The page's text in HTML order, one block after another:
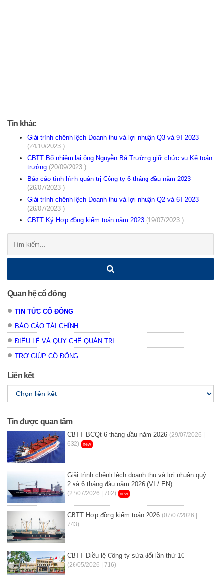
Tin khác
Giải trình chênh lệch Doanh thu và lợi nhuận Q3 và 9T-2023
(24/10/2023 )
CBTT Bổ nhiệm lại ông Nguyễn Bá Trường giữ chức vụ Kế toán
trưởng (20/09/2023 )
Báo cáo tình hình quản trị Công ty 6 tháng đầu năm 2023
(26/07/2023 )
Giải trình chênh lệch Doanh thu và lợi nhuận Q2 và 6T-2023
(26/07/2023 )
CBTT Ký Hợp đồng kiểm toán năm 2023 (19/07/2023 )
kiếm:
Quan hệ cổ đông
TIN TỨC CỔ ĐÔNG
BÁO CÁO TÀI CHÍNH
ĐIỀU LỆ VÀ QUY CHẾ QUẢN TRỊ
TRỢ GIÚP CỔ ĐÔNG
Liên kết
Tin được quan tâm
CBTT BCQt 6 tháng đầu năm 2026 (29/07/2026 |
632)
new
Giải trình chênh lệch doanh thu và lợi nhuận quý
2 và 6 tháng đầu năm 2026 (VI / EN)
(27/07/2026 | 702) new
CBTT Hợp đồng kiểm toán 2026 (07/07/2026 |
743)
CBTT Điều lệ Công ty sửa đổi lần thứ 10
(26/05/2026 | 716)